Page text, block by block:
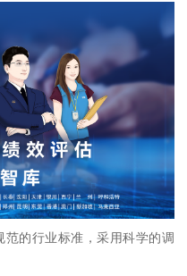
的行业标准，采用科学的调